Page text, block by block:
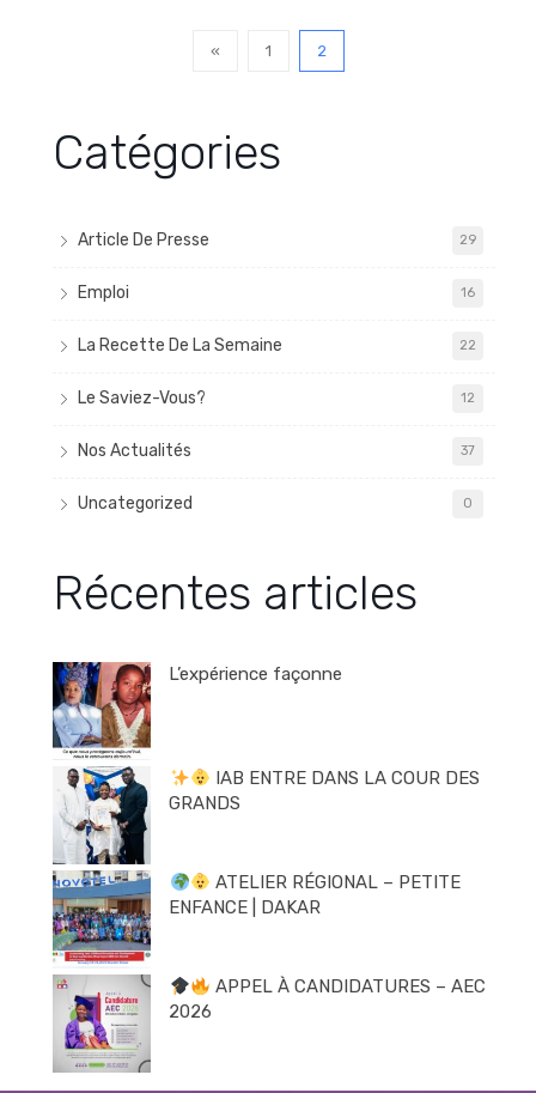
« 1 2
Catégories
Article De Presse 29
Emploi 16
La Recette De La Semaine 22
Le Saviez-Vous? 12
Nos Actualités 37
Uncategorized 0
Récentes articles
L’expérience façonne
IAB ENTRE DANS LA COUR DES
GRANDS
ATELIER RÉGIONAL – PETITE
ENFANCE | DAKAR
APPEL À CANDIDATURES – AEC
2026